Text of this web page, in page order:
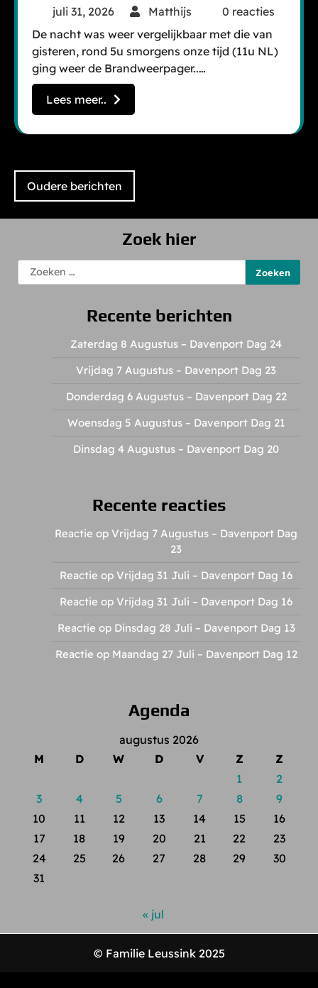
juli 31, 2026 Matthijs
0 reacties
De nacht was weer vergelijkbaar met die van
gisteren, rond 5u smorgens onze tijd (11u NL)
ging weer de Brandweerpager..…
Lees meer..
Berichtennavigatie
Oudere berichten
Zoek hier
Zoeken
naar:
Recente berichten
Zaterdag 8 Augustus – Davenport Dag 24
Vrijdag 7 Augustus – Davenport Dag 23
Donderdag 6 Augustus – Davenport Dag 22
Woensdag 5 Augustus – Davenport Dag 21
Dinsdag 4 Augustus – Davenport Dag 20
Recente reacties
Reactie op Vrijdag 7 Augustus – Davenport Dag
23
Reactie op Vrijdag 31 Juli – Davenport Dag 16
Reactie op Vrijdag 31 Juli – Davenport Dag 16
Reactie op Dinsdag 28 Juli – Davenport Dag 13
Reactie op Maandag 27 Juli – Davenport Dag 12
Agenda
augustus 2026
M
D W D V Z
Z
1
2
3
4 5 6 7 8
9
10
11 12 13 14 15
16
17
18 19 20 21 22
23
24
25 26 27 28 29
30
31
« jul
© Familie Leussink 2025